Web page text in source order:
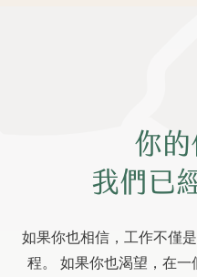
你的
我們已
如果你也相信，工作不僅
程。 如果你也渴望，在